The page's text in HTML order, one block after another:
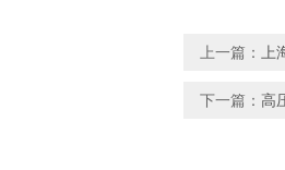
上一篇：
下一篇： 高